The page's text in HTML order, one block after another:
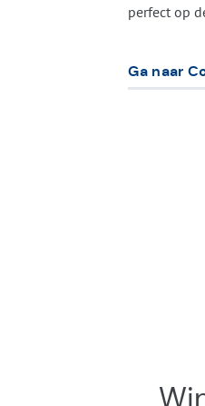
perfect op
Ga naar